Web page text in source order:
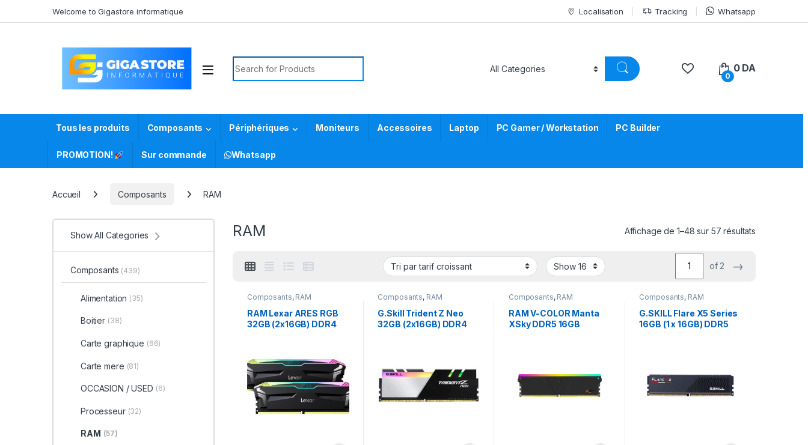
Welcome to Gigastore informatique Localisation Tracking Whatsapp
Search for:
0
0DA
Tous les produits Composants Périphériques Moniteurs Accessoires Laptop PC Gamer / Workstation PC Builder
PROMOTION! Sur commande Whatsapp
Accueil Composants RAM
RAM Affichage de 1–48 sur 57 résultats
of 2 →
Composants, RAM
RAM Lexar ARES RGB
32GB (2x16GB) DDR4
Composants, RAM
G.Skill Trident Z Neo
32GB (2x16GB) DDR4
Composants, RAM
RAM V-COLOR Manta
XSky DDR5 16GB
Composants, RAM
G.SKILL Flare X5 Series
16GB (1 x 16GB) DDR5
Show All Categories
Composants (439)
Alimentation (35)
Boitier (38)
Carte graphique (66)
Carte mere (81)
OCCASION / USED (6)
Processeur (32)
RAM (57)